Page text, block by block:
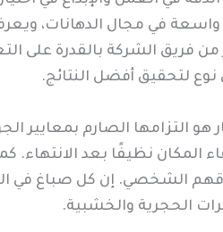
في مجال الدهانات،
فريق الشركة بالقدرة على
لتحقيق أفضل النتائج.
الصارم بمعايير
المكان نظيفًا بعد الانتهاء.
الشخصي. إن كل صباغ في
الحجرية والخشبية.